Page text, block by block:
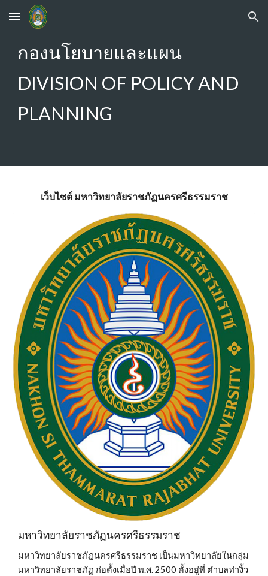
Skip to main content Skip to navigation
กองนโยบายและแผน
DIVISION OF POLICY AND
PLANNING
เว็บไซต์ มหาวิทยาลัยราชภัฏนครศรีธรรมราช
มหาวิทยาลัยราชภัฏนครศรีธรรมราช
มหาวิทยาลัยราชภัฏนครศรีธรรมราช เป็นมหาวิทยาลัยในกลุ่ม
มหาวิทยาลัยราชภัฏ ก่อตั้งเมื่อปี พ.ศ. 2500 ตั้งอยู่ที่ ตำบลท่างิ้ว